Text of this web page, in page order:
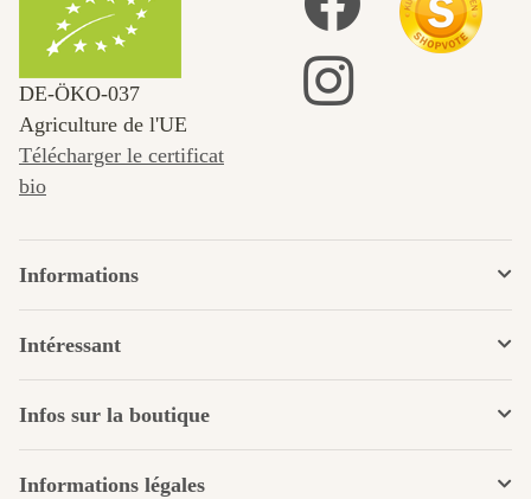
DE‑ÖKO‑037
Agriculture de l'UE
Télécharger le certificat
bio
Informations
Intéressant
Infos sur la boutique
Informations légales